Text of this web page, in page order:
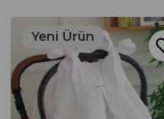
Yeni Ürün